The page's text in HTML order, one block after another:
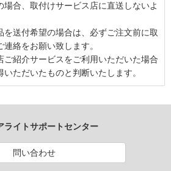
場合、取付けサービス店に直送しないよ
を送付希望の場合は、必ずご注文前に取
絡をお願い致します。
ご紹介サービスをご利用いただいた場合
ただいたものと判断いたします。
ライトサポートセンター
問い合わせ